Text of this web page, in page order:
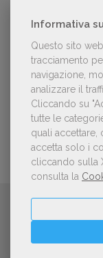
Informativa
Questo sito
tracciamento
navigazione,
analizzare il
Cliccando su
tutte le
quali accettare,
accetta solo i
cliccando sulla
consulta la
CONTINUA A